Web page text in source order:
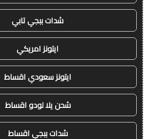
شدات ببجي تابي
ايتونز امريكي
ايتونز سعودي اقساط
شحن يلا لودو اقساط
شدات ببجي اقساط